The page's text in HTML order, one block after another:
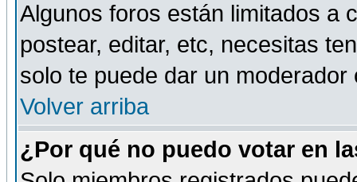
Algunos foros están limitados a
postear, editar, etc, necesitas
solo te puede dar un
Volver arriba
¿Por qué no puedo votar en